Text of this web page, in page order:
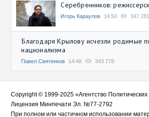
Серебренников:
Игорь Караулов 14:50 347 281
Благодаря Крылову исчезли родимые
национализма
Павел Святенков 14:48 343 778
Copyright © 1999-2025 «Агентство
Лицензия Минпечати Эл. №77-2792
При полном или частичном использовании